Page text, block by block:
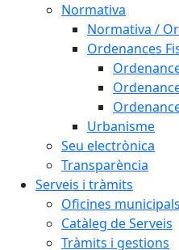
Normativa
Normativa /
Ordenances
Urbanisme
Seu electrònica
Transparència
Serveis i tràmits
Oficines municipals
Catàleg de Serveis
Tràmits i gestions